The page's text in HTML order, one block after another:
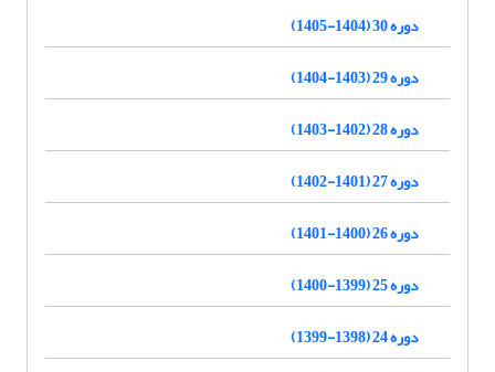
دوره 30 (1404-1405)
دوره 29 (1403-1404)
دوره 28 (1402-1403)
دوره 27 (1401-1402)
دوره 26 (1400-1401)
دوره 25 (1399-1400)
دوره 24 (1398-1399)